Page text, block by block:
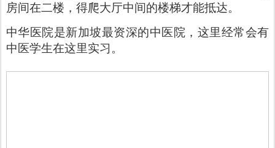
房间在二楼，得爬大厅中间的楼梯才能抵达。
中华医院是新加坡最资深的中医院，这里经常会有
中医学生在这里实习。